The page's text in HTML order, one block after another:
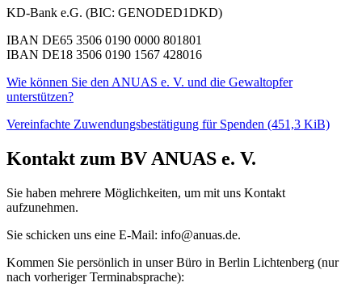
KD-Bank e.G. (BIC: GENODED1DKD)
IBAN DE65 3506 0190 0000 801801
IBAN DE18 3506 0190 1567 428016
Wie können Sie den ANUAS e. V. und die Gewaltopfer
unterstützen?
Vereinfachte Zuwendungsbestätigung für Spenden (451,3 KiB)
Kontakt zum BV ANUAS e. V.
Sie haben mehrere Möglichkeiten, um mit uns Kontakt
aufzunehmen.
Sie schicken uns eine E-Mail: info@anuas.de.
Kommen Sie persönlich in unser Büro in Berlin Lichtenberg (nur
nach vorheriger Terminabsprache):